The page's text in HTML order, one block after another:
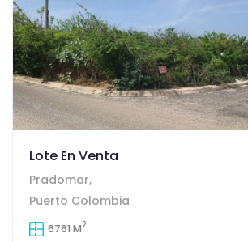
Lote En Venta
Pradomar,
Puerto Colombia
6761 M2